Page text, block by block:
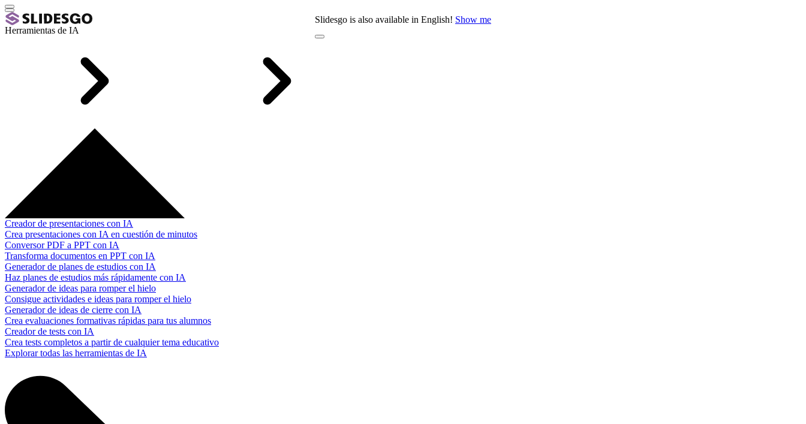
Slidesgo is also available in English! Show me
Herramientas de IA
Creador de presentaciones con IA
Crea presentaciones con IA en cuestión de minutos
Conversor PDF a PPT con IA
Transforma documentos en PPT con IA
Generador de planes de estudios con IA
Haz planes de estudios más rápidamente con IA
Generador de ideas para romper el hielo
Consigue actividades e ideas para romper el hielo
Generador de ideas de cierre con IA
Crea evaluaciones formativas rápidas para tus alumnos
Creador de tests con IA
Crea tests completos a partir de cualquier tema educativo
Explorar todas las herramientas de IA